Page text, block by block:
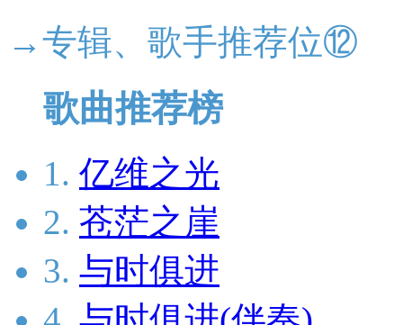
→专辑、歌手推荐位⑫
歌曲推荐榜
1. 亿维之光
2. 苍茫之崖
3. 与时俱进